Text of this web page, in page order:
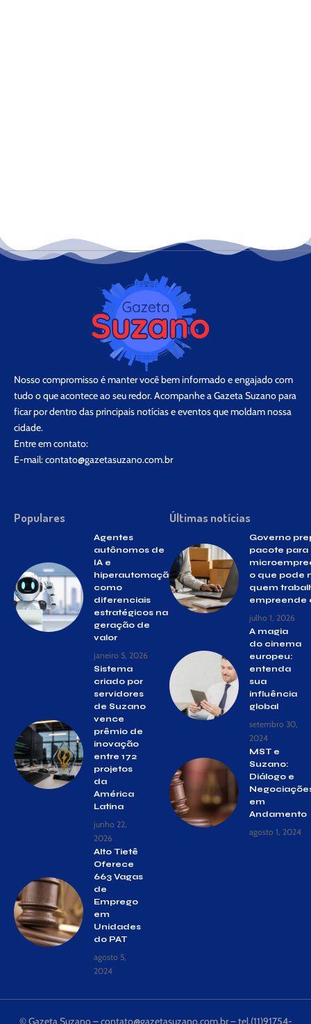
Nosso compromisso é manter você bem informado e engajado com
tudo o que acontece ao seu redor. Acompanhe a Gazeta Suzano para
ficar por dentro das principais notícias e eventos que moldam nossa
cidade.
Entre em contato:
E-mail:contato@gazetasuzano.com.br
Populares
Agentes
autônomos de
IA e
hiperautomação
como
diferenciais
estratégicos na
geração de
valor
janeiro 5, 2026
Sistema
criado por
servidores
de Suzano
vence
prêmio de
inovação
entre 172
projetos
da
América
Latina
junho 22,
2026
Alto Tietê
Oferece
663 Vagas
de
Emprego
em
Unidades
do PAT
agosto 5,
2024
Últimas notícias
Governo
pacote para
o que pode
quem
empreende
julho 1, 2026
A magia
do cinema
europeu:
entenda
sua
influência
global
setembro 30,
2024
MST e
Suzano:
Diálogo e
em
Andamento
agosto 1, 2024